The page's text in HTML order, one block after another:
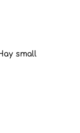
small